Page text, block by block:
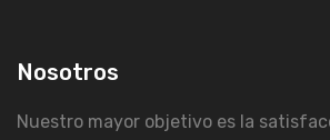
Nosotros
Nuestro mayor objetivo es la